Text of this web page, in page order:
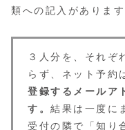
類への記入があります
３人分を、それぞ
らず、ネット予約
登録するメールア
す。結果は一度に
受付の隣で「知り